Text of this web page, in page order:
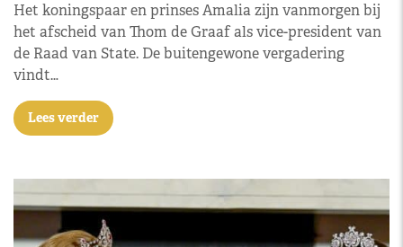
Het koningspaar en prinses Amalia zijn vanmorgen bij
het afscheid van Thom de Graaf als vice-president van
de Raad van State. De buitengewone vergadering
vindt…
Lees verder